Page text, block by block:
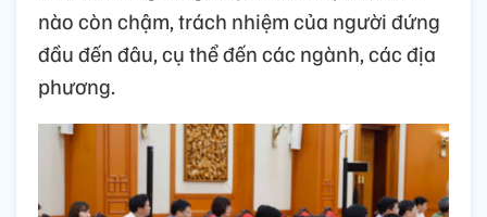
nào còn chậm, trách nhiệm của người đứng
đầu đến đâu, cụ thể đến các ngành, các địa
phương.